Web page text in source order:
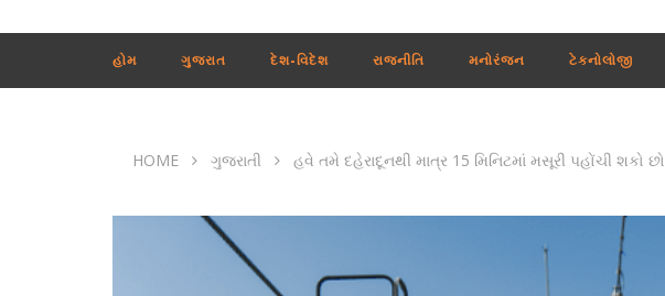
હોમ ગુજરાત દેશ-વિદેશ રાજનીતિ મનોરંજન ટેકનોલોજી
HOME ગુજરાતી હવે તમે દહેરાદૂનથી માત્ર 15 મિનિટમાં મસૂરી પહોંચી શકો છો